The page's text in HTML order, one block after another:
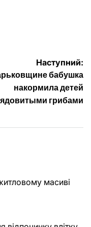
Наступний:
бабушка
накормила детей
ядовитыми грибами
масиві